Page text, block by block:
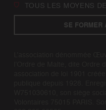
TOUS LES MOYENS
SE FORMER